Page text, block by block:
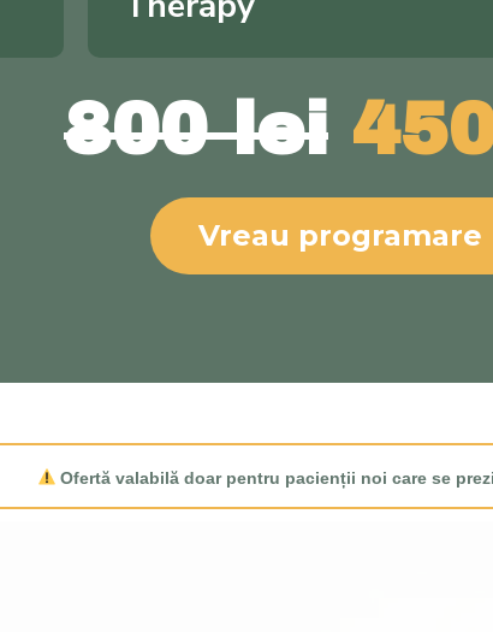
800 lei
Vreau programare
Ofertă valabilă doar pentru pacienții noi care se